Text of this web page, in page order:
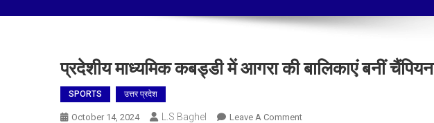
प्रदेशीय माध्यमिक कबड्डी में आगरा की बालिकाएं बनीं चैंपियन
SPORTS उत्तर प्रदेश
October 14, 2024 L.S Baghel Leave A CommentOn